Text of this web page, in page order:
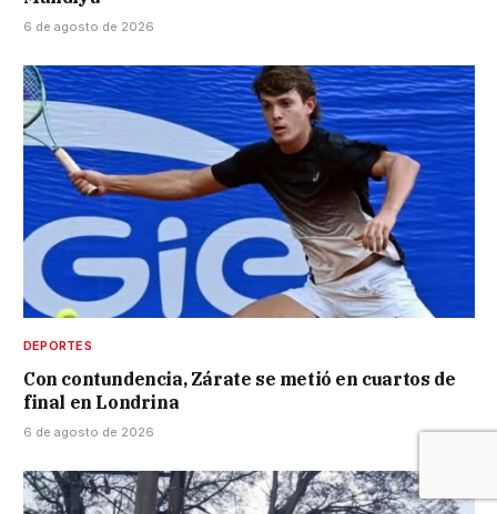
6 de agosto de 2026
DEPORTES
Con contundencia, Zárate se metió en cuartos de
final en Londrina
6 de agosto de 2026